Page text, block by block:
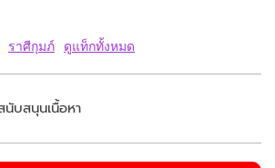
ราศีกุมภ์ ดูแท็กทั้งหมด
นับสนุนเนื้อหา